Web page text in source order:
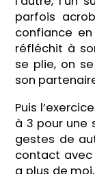
parfois
confiance
réfléchit à
se plie, on
son
Puis
à 3 pour une
gestes de
contact avec